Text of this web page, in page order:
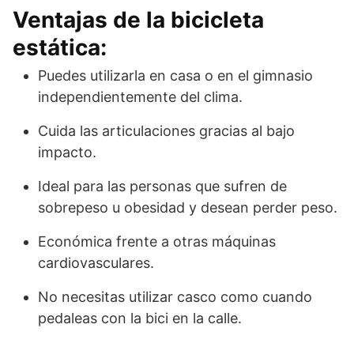
Ventajas de la bicicleta
estática:
Puedes utilizarla en casa o en el gimnasio
independientemente del clima.
Cuida las articulaciones gracias al bajo
impacto.
Ideal para las personas que sufren de
sobrepeso u obesidad y desean perder peso.
Económica frente a otras máquinas
cardiovasculares.
No necesitas utilizar casco como cuando
pedaleas con la bici en la calle.